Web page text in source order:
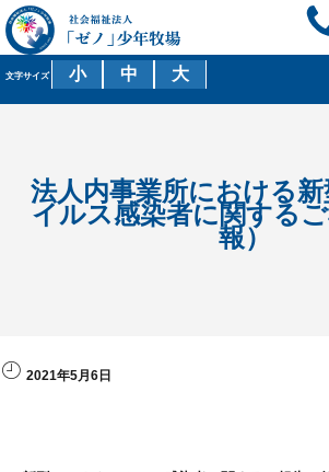
文字サイズ 小 中 大
法人内事業所における
イルス感染者に関する
報）
2021年5月6日